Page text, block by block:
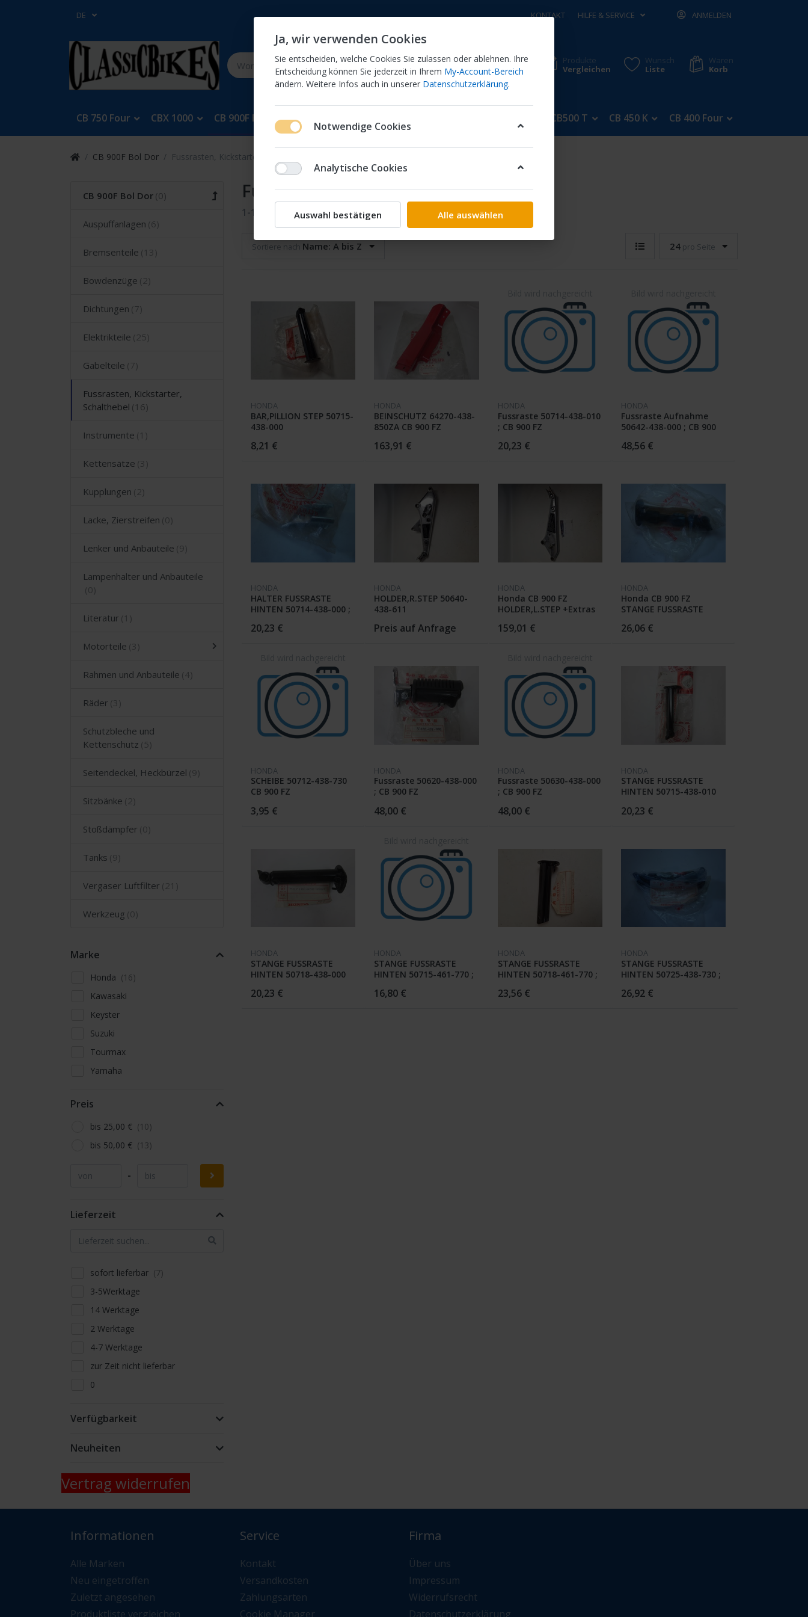
DE KONTAKT HILFE & SERVICE ANMELDEN
Produkte
Vergleichen
Wunsch
Liste
Waren
Korb
CB 750 Four CBX 1000 CB 900F Bol Dor CB500 T CB 450 K CB 400 Four
CB 900F Bol Dor Fussrasten, Kickstarter, Schalthebel
CB 900F Bol Dor
Auspuffanlagen
Bremsenteile
Bowdenzüge
Dichtungen
Elektrikteile
Gabelteile
Fussrasten, Kickstarter,
Schalthebel
Instrumente
Kettensätze
Kupplungen
Lacke, Zierstreifen
Lenker und Anbauteile
Lampenhalter und Anbauteile
Literatur
Motorteile
Rahmen und Anbauteile
Räder
Schutzbleche und
Kettenschutz
Seitendeckel, Heckbürzel
Sitzbänke
Stoßdämpfer
Tanks
Vergaser Luftfilter
Werkzeug
Marke
Honda
Kawasaki
Keyster
Suzuki
Tourmax
Yamaha
Preis
bis 25,00 €
bis 50,00 €
-
Lieferzeit
sofort lieferbar
3-5Werktage
14 Werktage
2 Werktage
4-7 Werktage
zur Zeit nicht lieferbar
0
per Mail erfragen
Verfügbarkeit
Neuheiten
Fussrasten, Kickstarter, Schalthebel
1-16
Sortiere nach Name: A bis Z 24pro Seite
HONDA
BAR,PILLION STEP 50715-
438-000
8,21 €
HONDA
BEINSCHUTZ 64270-438-
850ZA CB 900 FZ
163,91 €
HONDA
Fussraste 50714-438-010
; CB 900 FZ
20,23 €
HONDA
Fussraste Aufnahme
50642-438-000 ; CB 900
48,56 €
HONDA
HALTER FUSSRASTE
HINTEN 50714-438-000 ;
20,23 €
HONDA
HOLDER,R.STEP 50640-
438-611
Preis auf Anfrage
HONDA
Honda CB 900 FZ
HOLDER,L.STEP +Extras
159,01 €
HONDA
Honda CB 900 FZ
STANGE FUSSRASTE
26,06 €
HONDA
SCHEIBE 50712-438-730
CB 900 FZ
3,95 €
HONDA
Fussraste 50620-438-000
; CB 900 FZ
48,00 €
HONDA
Fussraste 50630-438-000
; CB 900 FZ
48,00 €
HONDA
STANGE FUSSRASTE
HINTEN 50715-438-010
20,23 €
HONDA
STANGE FUSSRASTE
HINTEN 50718-438-000
20,23 €
HONDA
STANGE FUSSRASTE
HINTEN 50715-461-770 ;
16,80 €
HONDA
STANGE FUSSRASTE
HINTEN 50718-461-770 ;
23,56 €
HONDA
STANGE FUSSRASTE
HINTEN 50725-438-730 ;
26,92 €
Vertrag widerrufen
Informationen
Alle Marken
Neu eingetroffen
Zuletzt angesehen
Produktliste vergleichen
Service
Kontakt
Versandkosten
Zahlungsarten
Cookie Manager
Firma
Über uns
Impressum
Widerrufsrecht
Datenschutzerklärung
Ja, wir verwenden Cookies
Sie entscheiden, welche Cookies Sie zulassen oder ablehnen. Ihre
Entscheidung können Sie jederzeit in Ihrem My-Account-Bereich
ändern. Weitere Infos auch in unserer Datenschutzerklärung.
Notwendige Cookies
Analytische Cookies
Auswahl bestätigen Alle auswählen